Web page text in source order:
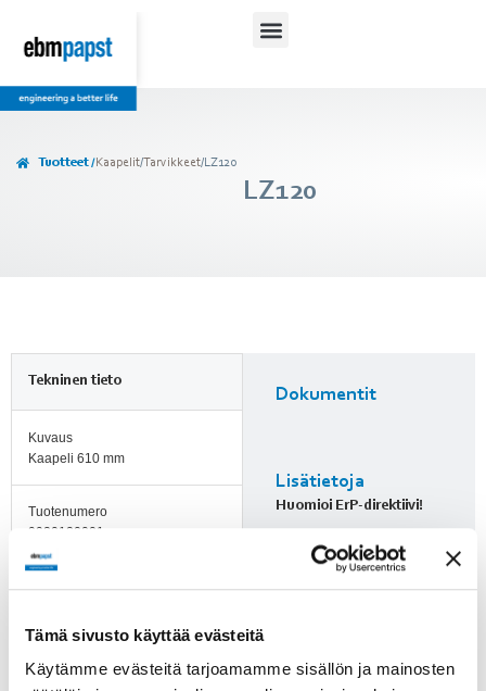
Tämä sivusto käyttää evästeitä
Käytämme evästeitä tarjoamamme sisällön ja mainosten
Tuotteet /Kaapelit/Tarvikkeet/LZ120
LZ120
Tekninen tieto
Kuvaus
Kaapeli 610 mm
Tuotenumero
9920120001
Dokumentit
Lisätietoja
Huomioi ErP-direktiivi!
ErP-direktiivi ei koske alle
125 W puhaltimia. Yli 125 W